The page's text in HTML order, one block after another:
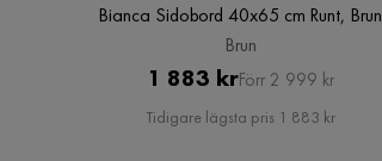
Bianca Sidobord 40x65 cm Runt, Brun
Brun
Pris
1 883 krOriginal
Pris
Förr 2 999 kr
Tidigare lägsta pris 1 883 kr